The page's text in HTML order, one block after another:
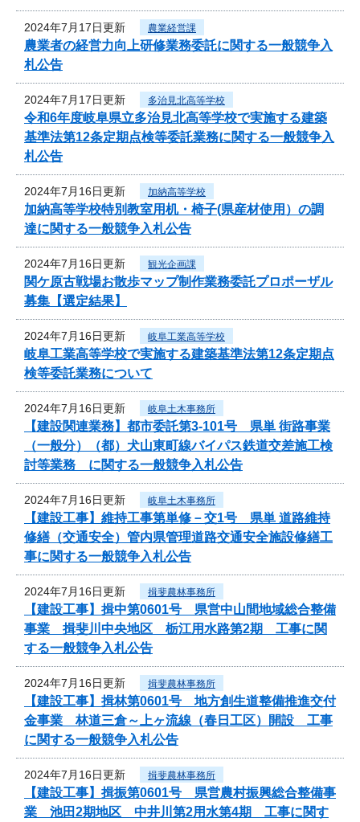
2024年7月17日更新 農業経営課
農業者の経営力向上研修業務委託に関する一般競争入
札公告
2024年7月17日更新 多治見北高等学校
令和6年度岐阜県立多治見北高等学校で実施する建築
基準法第12条定期点検等委託業務に関する一般競争入
札公告
2024年7月16日更新 加納高等学校
加納高等学校特別教室用机・椅子(県産材使用）の調
達に関する一般競争入札公告
2024年7月16日更新 観光企画課
関ケ原古戦場お散歩マップ制作業務委託プロポーザル
募集【選定結果】
2024年7月16日更新 岐阜工業高等学校
岐阜工業高等学校で実施する建築基準法第12条定期点
検等委託業務について
2024年7月16日更新 岐阜土木事務所
【建設関連業務】都市委託第3-101号 県単 街路事業
（一般分）（都）犬山東町線バイパス鉄道交差施工検
討等業務 に関する一般競争入札公告
2024年7月16日更新 岐阜土木事務所
【建設工事】維持工事第単修－交1号 県単 道路維持
修繕（交通安全）管内県管理道路交通安全施設修繕工
事に関する一般競争入札公告
2024年7月16日更新 揖斐農林事務所
【建設工事】揖中第0601号 県営中山間地域総合整備
事業 揖斐川中央地区 栃江用水路第2期 工事に関
する一般競争入札公告
2024年7月16日更新 揖斐農林事務所
【建設工事】揖林第0601号 地方創生道整備推進交付
金事業 林道三倉～上ヶ流線（春日工区）開設 工事
に関する一般競争入札公告
2024年7月16日更新 揖斐農林事務所
【建設工事】揖振第0601号 県営農村振興総合整備事
業 池田2期地区 中井川第2用水第4期 工事に関す